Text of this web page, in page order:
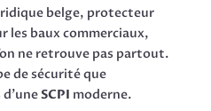
belge, protecteur
les baux commerciaux,
ne retrouve pas partout.
de sécurité que
SCPI moderne.